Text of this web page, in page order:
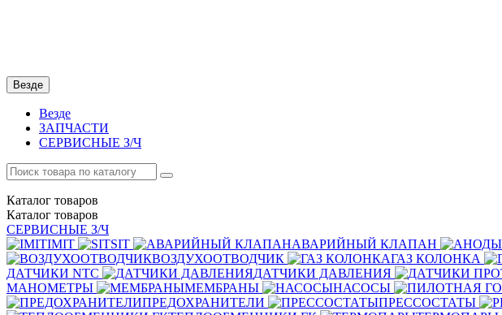
Везде
Везде
ЗАПЧАСТИ
СЕРВИСНЫЕ З/Ч
Каталог товаров
Каталог товаров
СЕРВИСНЫЕ З/Ч
IMIT
SIT АВАРИЙНЫЙ КЛАПАН
ВОЗДУХООТВОДЧИК
ГАЗ КОЛОНКА
ДАТЧИКИ NTC
ДАТЧИКИ ДАВЛЕНИЯ
МАНОМЕТРЫ
МЕМБРАНЫ НАСОСЫ
ПРЕДОХРАНИТЕЛИ
ПРЕССОСТАТЫ